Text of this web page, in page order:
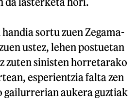
sortu zuen Zegama-
ustez, lehen postuetan
zuten sinisten horretarako
esperientzia falta zen
aukera guztiak